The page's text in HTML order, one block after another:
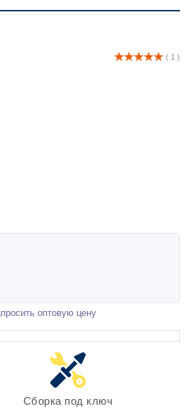
( 1 )
оптовую цену
Сборка под ключ